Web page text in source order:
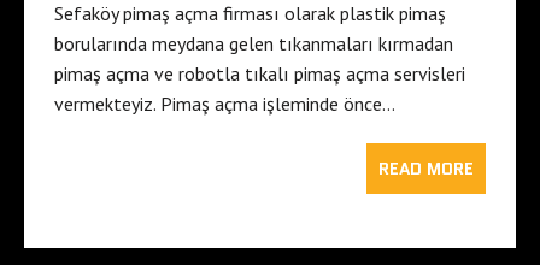
Sefaköy pimaş açma firması olarak plastik pimaş
borularında meydana gelen tıkanmaları kırmadan
pimaş açma ve robotla tıkalı pimaş açma servisleri
vermekteyiz. Pimaş açma işleminde önce…
READ MORE